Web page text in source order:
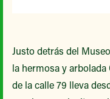
Justo detrás del
la hermosa y
de la calle 79 lleva